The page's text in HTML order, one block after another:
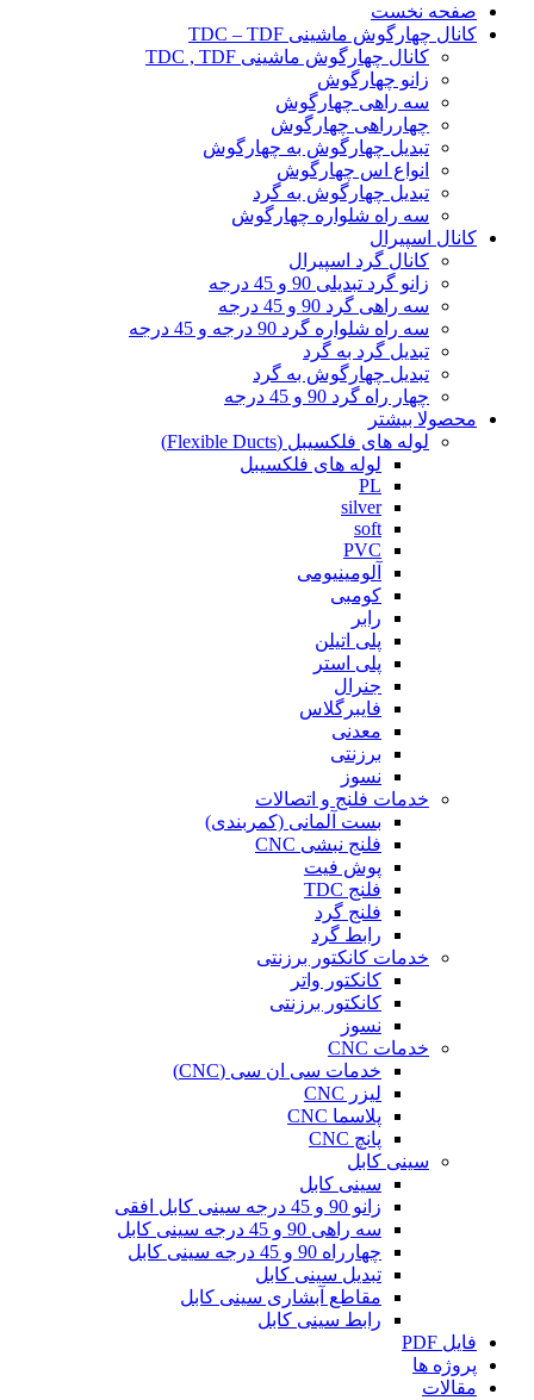
صفحه نخست
کانال چهارگوش ماشینی TDC – TDF
کانال چهارگوش ماشینی TDC , TDF
زانو چهارگوش
سه راهی چهارگوش
چهارراهی چهارگوش
تبدیل چهارگوش به چهارگوش
انواع اس چهارگوش
تبدیل چهارگوش به گرد
سه راه شلواره چهارگوش
کانال اسپیرال
کانال گرد اسپیرال
زانو گرد تبدیلی 90 و 45 درجه
سه راهی گرد 90 و 45 درجه
سه راه شلواره گرد 90 درجه و 45 درجه
تبدیل گرد به گرد
تبدیل چهارگوش به گرد
چهار راه گرد 90 و 45 درجه
محصولا بیشتر
لوله های فلکسیبل (Flexible Ducts)
لوله های فلکسیبل
PL
silver
soft
PVC
آلومینیومی
کومبی
رابر
پلی اتیلن
پلی استر
جنرال
فایبرگلاس
معدنی
برزنتی
نسوز
خدمات فلنج و اتصالات
بست آلمانی (کمربندی)
فلنج نبشی CNC
پوش فیت
فلنج TDC
فلنج گرد
رابط گرد
خدمات کانکتور برزنتی
کانکتور واتر
کانکتور برزنتی
نسوز
خدمات CNC
خدمات سی ان سی (CNC)
لیزر CNC
پلاسما CNC
پانچ CNC
سینی کابل
سینی کابل
زانو 90 و 45 درجه سینی کابل افقی
سه راهی 90 و 45 درجه سینی کابل
چهارراه 90 و 45 درجه سینی کابل
تبدیل سینی کابل
مقاطع آبشاری سینی کابل
رابط سینی کابل
فایل PDF
پروژه ها
مقالات